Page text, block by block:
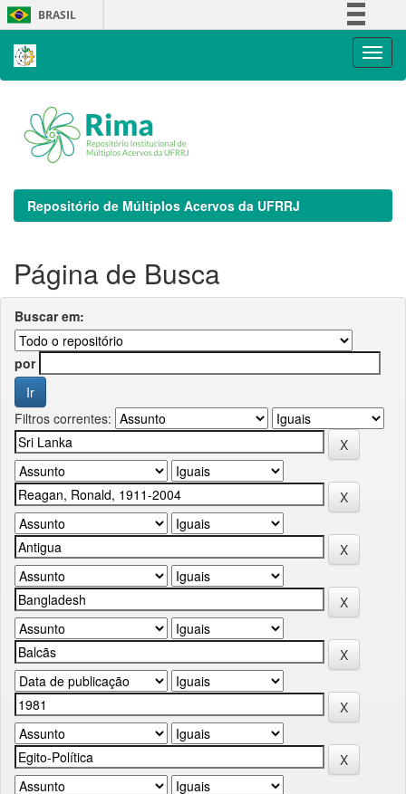
Skip
navigation
BRASIL
Repositório de Múltiplos Acervos da UFRRJ
Página de Busca
Buscar em:
por
Filtros correntes: